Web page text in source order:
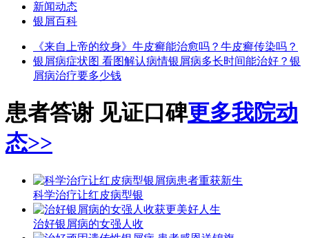
新闻动态
银屑百科
《来自上帝的纹身》 牛皮癣能治愈吗？ 牛皮癣传染吗？
银屑病症状图 看图解认病情银屑病多长时间能治好？ 银
屑病治疗要多少钱
患者答谢 见证口碑更多我院动
态>>
科学治疗让红皮病型银
治好银屑病的女强人收